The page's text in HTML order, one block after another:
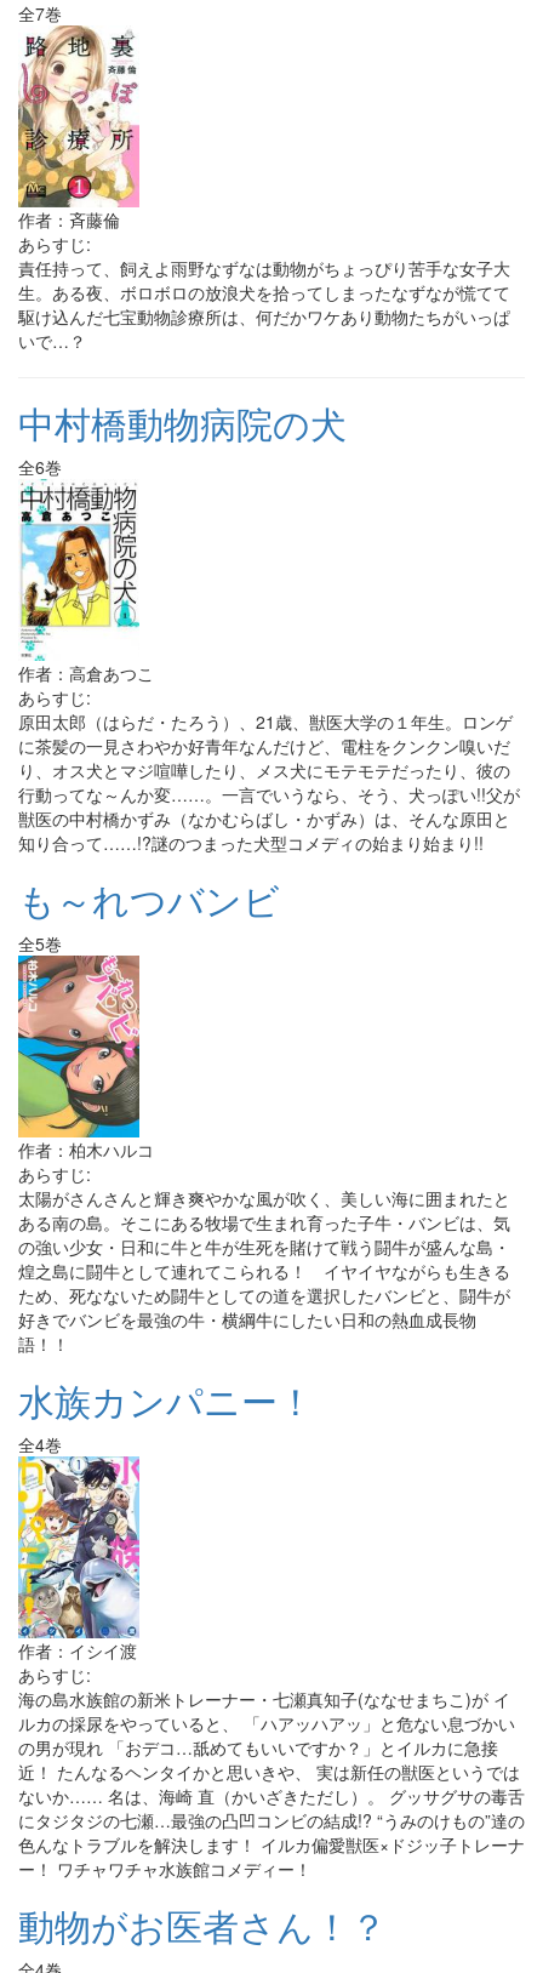
全7巻
作者：斉藤倫
あらすじ:
責任持って、飼えよ雨野なずなは動物がちょっぴり苦手な女子大
生。ある夜、ボロボロの放浪犬を拾ってしまったなずなが慌てて
駆け込んだ七宝動物診療所は、何だかワケあり動物たちがいっぱ
いで…？
中村橋動物病院の犬
全6巻
作者：高倉あつこ
あらすじ:
原田太郎（はらだ・たろう）、21歳、獣医大学の１年生。ロンゲ
に茶髪の一見さわやか好青年なんだけど、電柱をクンクン嗅いだ
り、オス犬とマジ喧嘩したり、メス犬にモテモテだったり、彼の
行動ってな～んか変……。一言でいうなら、そう、犬っぽい!!父が
獣医の中村橋かずみ（なかむらばし・かずみ）は、そんな原田と
知り合って……!?謎のつまった犬型コメディの始まり始まり!!
も～れつバンビ
全5巻
作者：柏木ハルコ
あらすじ:
太陽がさんさんと輝き爽やかな風が吹く、美しい海に囲まれたと
ある南の島。そこにある牧場で生まれ育った子牛・バンビは、気
の強い少女・日和に牛と牛が生死を賭けて戦う闘牛が盛んな島・
煌之島に闘牛として連れてこられる！ イヤイヤながらも生きる
ため、死なないため闘牛としての道を選択したバンビと、闘牛が
好きでバンビを最強の牛・横綱牛にしたい日和の熱血成長物
語！！
水族カンパニー！
全4巻
作者：イシイ渡
あらすじ:
海の島水族館の新米トレーナー・七瀬真知子(ななせまちこ)が イ
ルカの採尿をやっていると、 「ハアッハアッ」と危ない息づかい
の男が現れ 「おデコ…舐めてもいいですか？」とイルカに急接
近！ たんなるヘンタイかと思いきや、 実は新任の獣医というでは
ないか…… 名は、海崎 直（かいざきただし）。 グッサグサの毒舌
にタジタジの七瀬…最強の凸凹コンビの結成!? “うみのけもの”達の
色んなトラブルを解決します！ イルカ偏愛獣医×ドジッ子トレーナ
ー！ ワチャワチャ水族館コメディー！
動物がお医者さん！？